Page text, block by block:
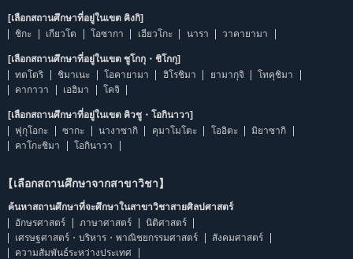
[เลือกสถานศึกษาที่อยู่ในเขต คิงกิ]
ชิกะ
เกียวโต โอซากา เฮียวโกะ นารา วาคายามา
[เลือกสถานศึกษาที่อยู่ในเขต ชูโกกุ・ชิโกกุ]
ทตโตริ
ชิมาเนะ โอคายามา ฮิโรชิมา ยามากุจิ
โทคุชิมา
คากาวา
เอฮิมา โคจิ
[เลือกสถานศึกษาที่อยู่ในเขต คิวชู・โอกินาวา]
ฟุกุโอกะ
ซากะ นางาซากิ คุมาโมโตะ โออิตะ
มิยาซากิ
คาโกะชิมา
โอกินาวา
【เลือกสถานศึกษาจากสาขาวิชา】
ค้นหาสถานศึกษาที่จะศึกษาในสาขาวิชาสายศิลปศาสตร์
อักษรศาสตร์
ภาษาศาสตร์
นิติศาสตร์
เศรษฐศาสตร์・บริหาร・พาณิชยกรรมศาสตร์
สังคมศาสตร์
ความสัมพันธ์ระหว่างประเทศ